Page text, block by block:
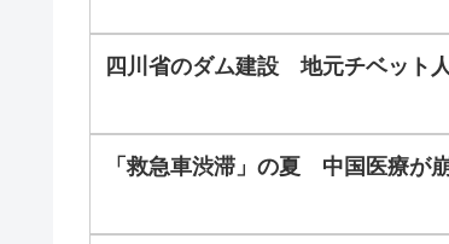
四川省のダム建設 地元チベット
「救急車渋滞」の夏 中国医療が